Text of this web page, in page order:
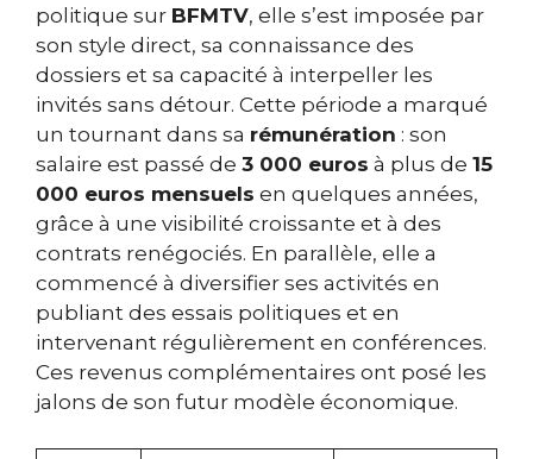
politique sur BFMTV, elle s’est imposée par
son style direct, sa connaissance des
dossiers et sa capacité à interpeller les
invités sans détour. Cette période a marqué
un tournant dans sa rémunération : son
salaire est passé de 3 000 euros à plus de 15
000 euros mensuels en quelques années,
grâce à une visibilité croissante et à des
contrats renégociés. En parallèle, elle a
commencé à diversifier ses activités en
publiant des essais politiques et en
intervenant régulièrement en conférences.
Ces revenus complémentaires ont posé les
jalons de son futur modèle économique.